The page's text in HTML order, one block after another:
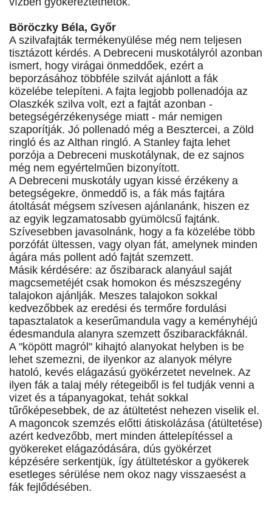
Böröczky Béla, Győr
A szilvafajták termékenyülése még nem teljesen
tisztázott kérdés. A Debreceni muskotályról azonban
ismert, hogy virágai önmeddőek, ezért a
beporzásához többféle szilvát ajánlott a fák
közelébe telepíteni. A fajta legjobb pollenadója az
Olaszkék szilva volt, ezt a fajtát azonban -
betegségérzékenysége miatt - már nemigen
szaporítják. Jó pollenadó még a Besztercei, a Zöld
ringló és az Althan ringló. A Stanley fajta lehet
porzója a Debreceni muskotálynak, de ez sajnos
még nem egyértelműen bizonyított.
A Debreceni muskotály ugyan kissé érzékeny a
betegségekre, önmeddő is, a fák más fajtára
átoltását mégsem szívesen ajánlanánk, hiszen ez
az egyik legzamatosabb gyümölcsű fajtánk.
Szívesebben javasolnánk, hogy a fa közelébe több
porzófát ültessen, vagy olyan fát, amelynek minden
ágára más pollent adó fajtát szemzett.
Másik kérdésére: az őszibarack alanyául saját
magcsemetéjét csak homokon és mészszegény
talajokon ajánlják. Meszes talajokon sokkal
kedvezőbbek az eredési és termőre fordulási
tapasztalatok a keserűmandula vagy a keményhéjú
édesmandula alanyra szemzett őszibarackfáknál.
A "köpött magról" kihajtó alanyokat helyben is be
lehet szemezni, de ilyenkor az alanyok mélyre
hatoló, kevés elágazású gyökérzetet nevelnek. Az
ilyen fák a talaj mély rétegeiből is fel tudják venni a
vizet és a tápanyagokat, tehát sokkal
tűrőképesebbek, de az átültetést nehezen viselik el.
A magoncok szemzés előtti átiskolázása (átültetése)
azért kedvezőbb, mert minden áttelepítéssel a
gyökereket elágazódására, dús gyökérzet
képzésére serkentjük, így átültetéskor a gyökerek
esetleges sérülése nem okoz nagy visszaesést a
fák fejlődésében.